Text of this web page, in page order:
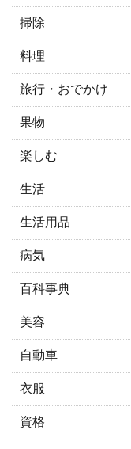
掃除
料理
旅行・おでかけ
果物
楽しむ
生活
生活用品
病気
百科事典
美容
自動車
衣服
資格